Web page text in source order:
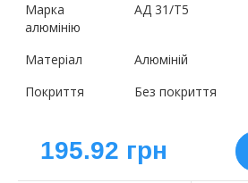
Марка
алюмінію
АД 31/Т5
Матеріал
Алюміній
Покриття
Без покриття
195.92 грн